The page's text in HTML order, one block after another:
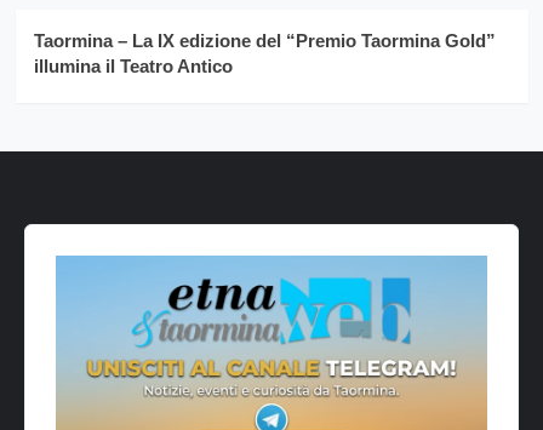
Taormina – La IX edizione del “Premio Taormina Gold”
illumina il Teatro Antico